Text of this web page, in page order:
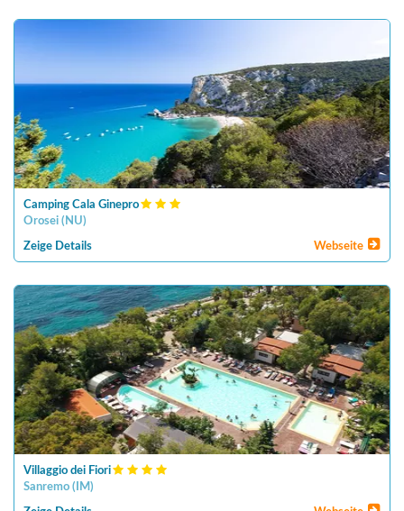
Camping Cala Ginepro
Orosei ( NU)
Zeige Details Webseite
Villaggio dei Fiori
Sanremo ( IM)